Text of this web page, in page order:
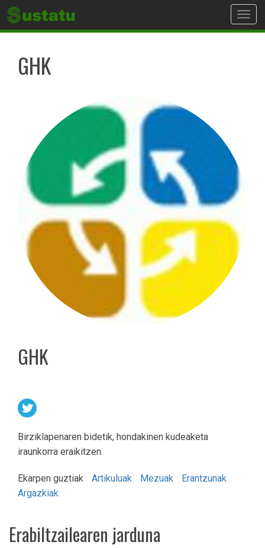
GHK
GHK
Birziklapenaren bidetik, hondakinen kudeaketa
iraunkorra eraikitzen.
Ekarpen guztiak Artikuluak Mezuak
Erantzunak
Argazkiak
Erabiltzailearen jarduna